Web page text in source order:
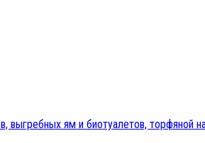
выгребных ям и биотуалетов, торфяной